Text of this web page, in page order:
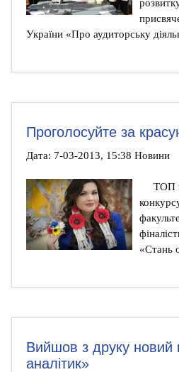
України «Про аудиторську
Проголосуйте за
Дата: 7-03-2013, 15:38 Новини
ТОП
«Стань
Вийшов з друку новий
аналітик»